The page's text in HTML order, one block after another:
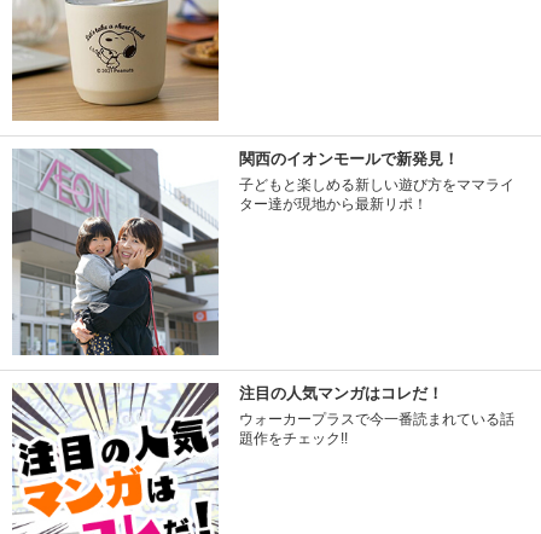
関西のイオンモールで新発見！
子どもと楽しめる新しい遊び方をママライ
ター達が現地から最新リポ！
注目の人気マンガはコレだ！
ウォーカープラスで今一番読まれている話
題作をチェック!!